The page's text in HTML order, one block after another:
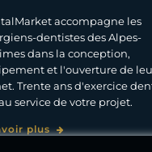
accompagne les
dentistes des Alpes-
dans la conception,
et l'ouverture de
Trente ans d'exercice
service de votre projet.
plus